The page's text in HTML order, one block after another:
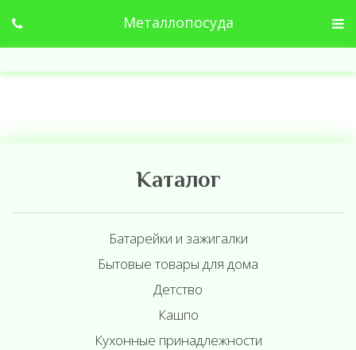
Металлопосуда
Каталог
Батарейки и зажигалки
Бытовые товары для дома
Детство
Кашпо
Кухонные принадлежности